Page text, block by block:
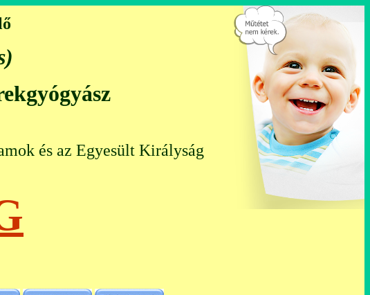
és az Egyesült Királyság